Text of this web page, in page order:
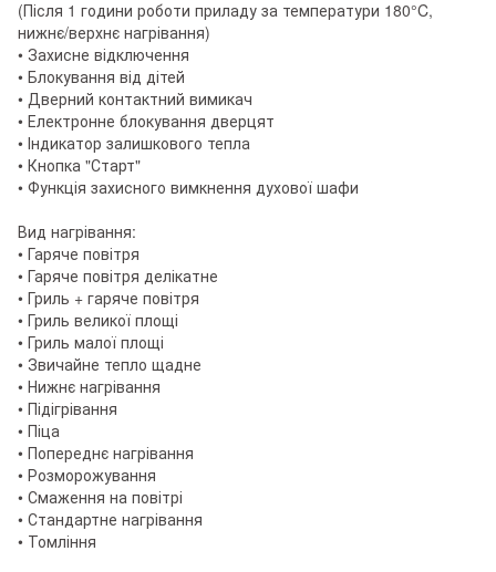
(Після 1 години роботи приладу за температури 180°C,
нижнє/верхнє нагрівання)
• Захисне відключення
• Блокування від дітей
• Дверний контактний вимикач
• Електронне блокування дверцят
• Індикатор залишкового тепла
• Кнопка "Старт"
• Функція захисного вимкнення духової шафи
Вид нагрівання:
• Гаряче повітря
• Гаряче повітря делікатне
• Гриль + гаряче повітря
• Гриль великої площі
• Гриль малої площі
• Звичайне тепло щадне
• Нижнє нагрівання
• Підігрівання
• Піца
• Попереднє нагрівання
• Розморожування
• Смаження на повітрі
• Стандартне нагрівання
• Томління